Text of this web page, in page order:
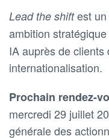
Lead the shiftest
ambition
IA auprès de
internationalisation.
Prochain rendez-
mercredi 29 juillet
générale des